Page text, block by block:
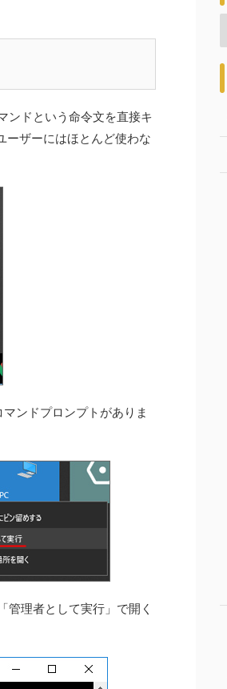
ンドという命令文を直接キ
ーザーにはほとんど使わな
ンドプロンプトがありま
管理者として実行」で開く